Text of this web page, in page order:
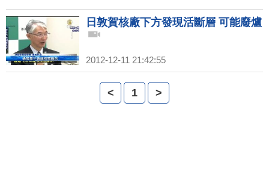
日敦賀核廠下方發現活斷層 可能廢爐
2012-12-11 21:42:55
< 1 >